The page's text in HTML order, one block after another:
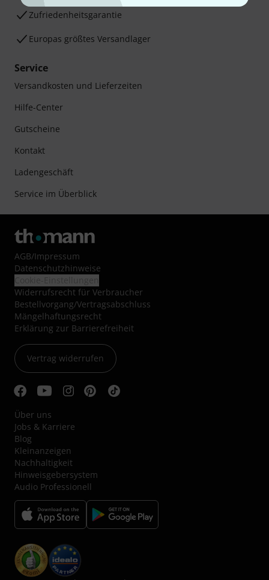
Zufriedenheitsgarantie
Europas größtes Versandlager
Service
Versandkosten und Lieferzeiten
Hilfe-Center
Gutscheine
Kontakt
Ladengeschäft
Service im Überblick
AGB/Impressum
Datenschutzhinweise
Widerrufsrecht für Verbraucher
Bestellvorgang/Vertragsabschluss
Mängelhaftungsrecht
Erklärung zur Barrierefreiheit
Vertrag widerrufen
Über uns
Jobs & Karriere
Blog
Kleinanzeigen
Nachhaltigkeit
Hinweisgebersystem
Audio Professionell